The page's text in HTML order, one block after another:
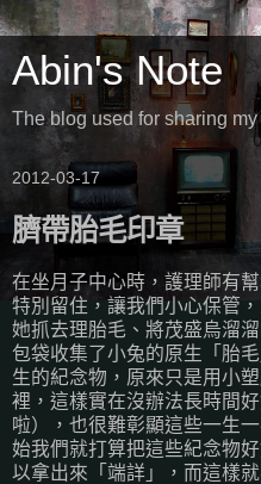
Abin's Note
The blog used for sharing
2012-03-17
臍帶胎毛印章
在坐月子中心時，護理師有
特別留住，讓我們小心保管
她抓去理胎毛、將茂盛烏溜
包袋收集了小兔的原生「胎
生的紀念物，原來只是用小
裡，這樣實在沒辦法長時間
啦），也很難彰顯這些一生
始我們就打算把這些紀念物
以拿出來「端詳」，而這樣